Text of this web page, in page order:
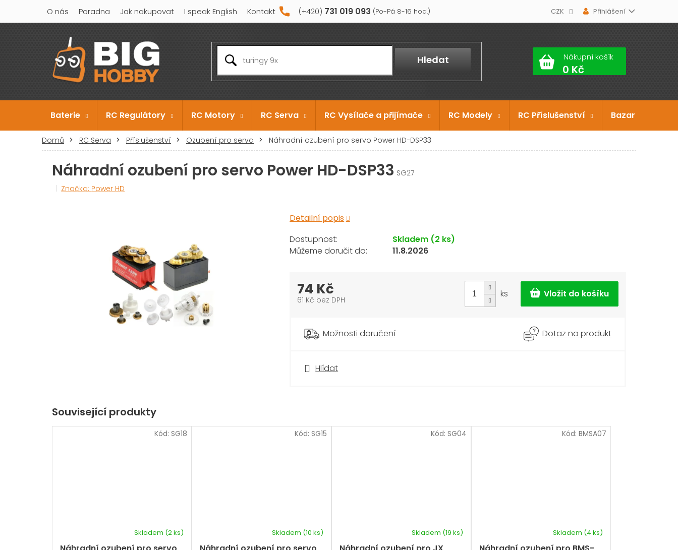
obsah
731 019 093
O nás Poradna Jak nakupovat I speak English Kontakt CZK Přihlášení
Hledat Nákupní košík
Baterie RC Regulátory RC Motory RC Serva RC Vysílače a přijímače RC Modely RC Příslušenství Bazar
Domů RC Serva Příslušenství Ozubení pro serva Náhradní ozubení pro servo Power HD-DSP33
Náhradní ozubení pro servo Power HD-DSP33 SG27
Značka: Power HD
Detailní popis
Hlídat
Skladem (2 ks)
11.8.2026
74 Kč
61 Kč bez DPH
ks
Možnosti doručení Dotaz na produkt
Související produkty
Skladem (2 ks)
Kód: SG18
Skladem (10 ks)
Kód: SG15
Skladem (19 ks)
Kód: SG04
Skladem (4 ks)
Kód: BMSA07